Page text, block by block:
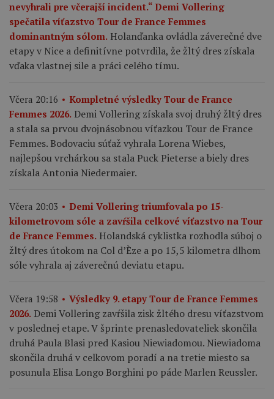
nevyhrali pre včerajší incident.“ Demi Vollering
spečatila víťazstvo Tour de France Femmes
dominantným sólom. Holanďanka ovládla záverečné dve
etapy v Nice a definitívne potvrdila, že žltý dres získala
vďaka vlastnej sile a práci celého tímu.
Včera 20:16
Kompletné výsledky Tour de France
Femmes 2026. Demi Vollering získala svoj druhý žltý dres
a stala sa prvou dvojnásobnou víťazkou Tour de France
Femmes. Bodovaciu súťaž vyhrala Lorena Wiebes,
najlepšou vrchárkou sa stala Puck Pieterse a biely dres
získala Antonia Niedermaier.
Včera 20:03
Demi Vollering triumfovala po 15-
kilometrovom sóle a zavŕšila celkové víťazstvo na Tour
de France Femmes. Holandská cyklistka rozhodla súboj o
žltý dres útokom na Col d’Èze a po 15,5 kilometra dlhom
sóle vyhrala aj záverečnú deviatu etapu.
Včera 19:58
Výsledky 9. etapy Tour de France Femmes
2026. Demi Vollering zavŕšila zisk žltého dresu víťazstvom
v poslednej etape. V šprinte prenasledovateliek skončila
druhá Paula Blasi pred Kasiou Niewiadomou. Niewiadoma
skončila druhá v celkovom poradí a na tretie miesto sa
posunula Elisa Longo Borghini po páde Marlen Reussler.